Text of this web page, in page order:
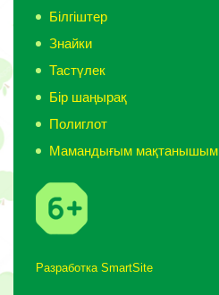
Білгіштер
Знайки
Тастүлек
Бір шаңырақ
Полиглот
Мамандығым мақтанышым
Разработка SmartSite